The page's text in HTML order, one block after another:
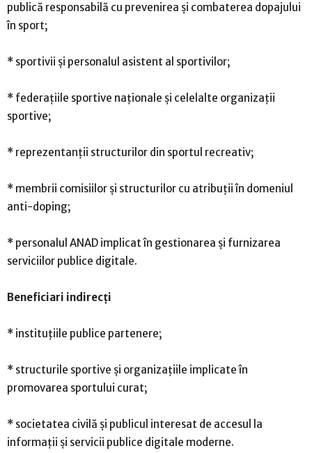
publică responsabilă cu prevenirea și combaterea dopajului
în sport;
* sportivii și personalul asistent al sportivilor;
* federațiile sportive naționale și celelalte organizații
sportive;
* reprezentanții structurilor din sportul recreativ;
* membrii comisiilor și structurilor cu atribuții în domeniul
anti-doping;
* personalul ANAD implicat în gestionarea și furnizarea
serviciilor publice digitale.
Beneficiari indirecți
* instituțiile publice partenere;
* structurile sportive și organizațiile implicate în
promovarea sportului curat;
* societatea civilă și publicul interesat de accesul la
informații și servicii publice digitale moderne.